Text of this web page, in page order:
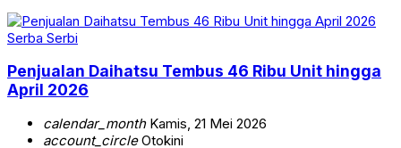
Serba Serbi
Penjualan Daihatsu Tembus 46 Ribu Unit hingga
April 2026
calendar_monthKamis, 21 Mei 2026
account_circleOtokini